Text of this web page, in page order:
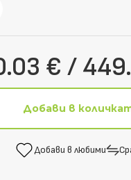
€ /
Добави в
Добави в любими